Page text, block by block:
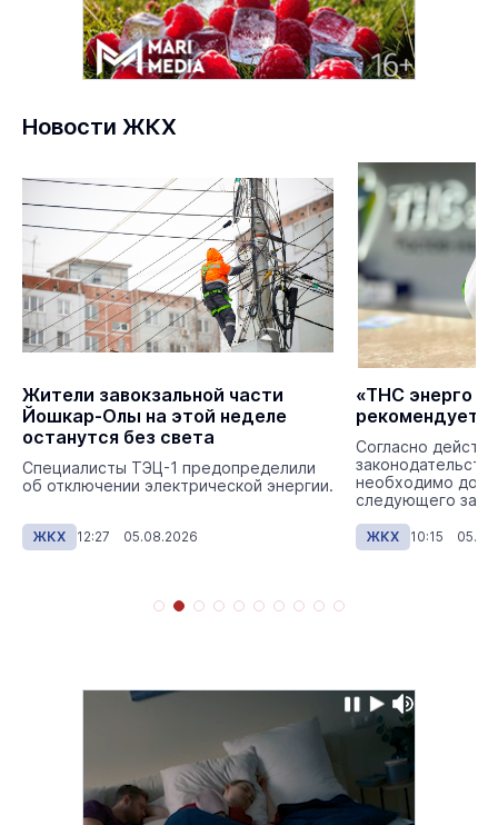
Новости ЖКХ
Жители завокзальной части
Йошкар-Олы на этой неделе
останутся без света
Специалисты ТЭЦ-1 предопределили
об отключении электрической энергии.
ЖКХ 12:27 05.08.2026
«ТНС энерго
рекомендует
Согласно
необходимо до
следующего за
ЖКХ 10:15